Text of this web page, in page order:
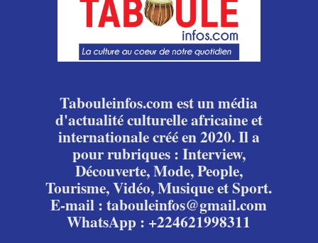
Tabouleinfos.com est un média
d'actualité culturelle africaine et
internationale créé en 2020. Il a
pour rubriques : Interview,
Découverte, Mode, People,
Tourisme, Vidéo, Musique et Sport.
E-mail : tabouleinfos@gmail.com
WhatsApp : +224621998311